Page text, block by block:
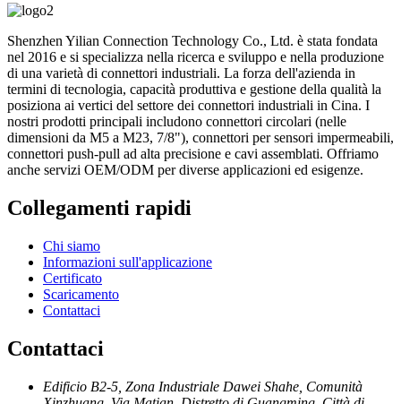
Shenzhen Yilian Connection Technology Co., Ltd. è stata fondata
nel 2016 e si specializza nella ricerca e sviluppo e nella produzione
di una varietà di connettori industriali. La forza dell'azienda in
termini di tecnologia, capacità produttiva e gestione della qualità la
posiziona ai vertici del settore dei connettori industriali in Cina. I
nostri prodotti principali includono connettori circolari (nelle
dimensioni da M5 a M23, 7/8"), connettori per sensori impermeabili,
connettori push-pull ad alta precisione e cavi assemblati. Offriamo
anche servizi OEM/ODM per diverse applicazioni ed esigenze.
Collegamenti rapidi
Chi siamo
Informazioni sull'applicazione
Certificato
Scaricamento
Contattaci
Contattaci
Edificio B2-5, Zona Industriale Dawei Shahe, Comunità